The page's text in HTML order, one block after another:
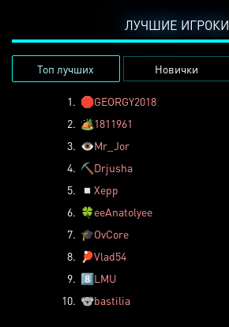
ЛУЧШИЕ ИГРОКИ
Топ лучших Новички
1. 🛑GEORGY2018
2. 🏕️1811961
3. 👁️Mr_Jor
4. ⛏️ Drjusha
5.
◽ Xepp
6. 🍀eeAnatolyee
7. 🎓OvCore
8.
🏓Vlad54
9. 8️⃣LMU
10. 🐨bastilia